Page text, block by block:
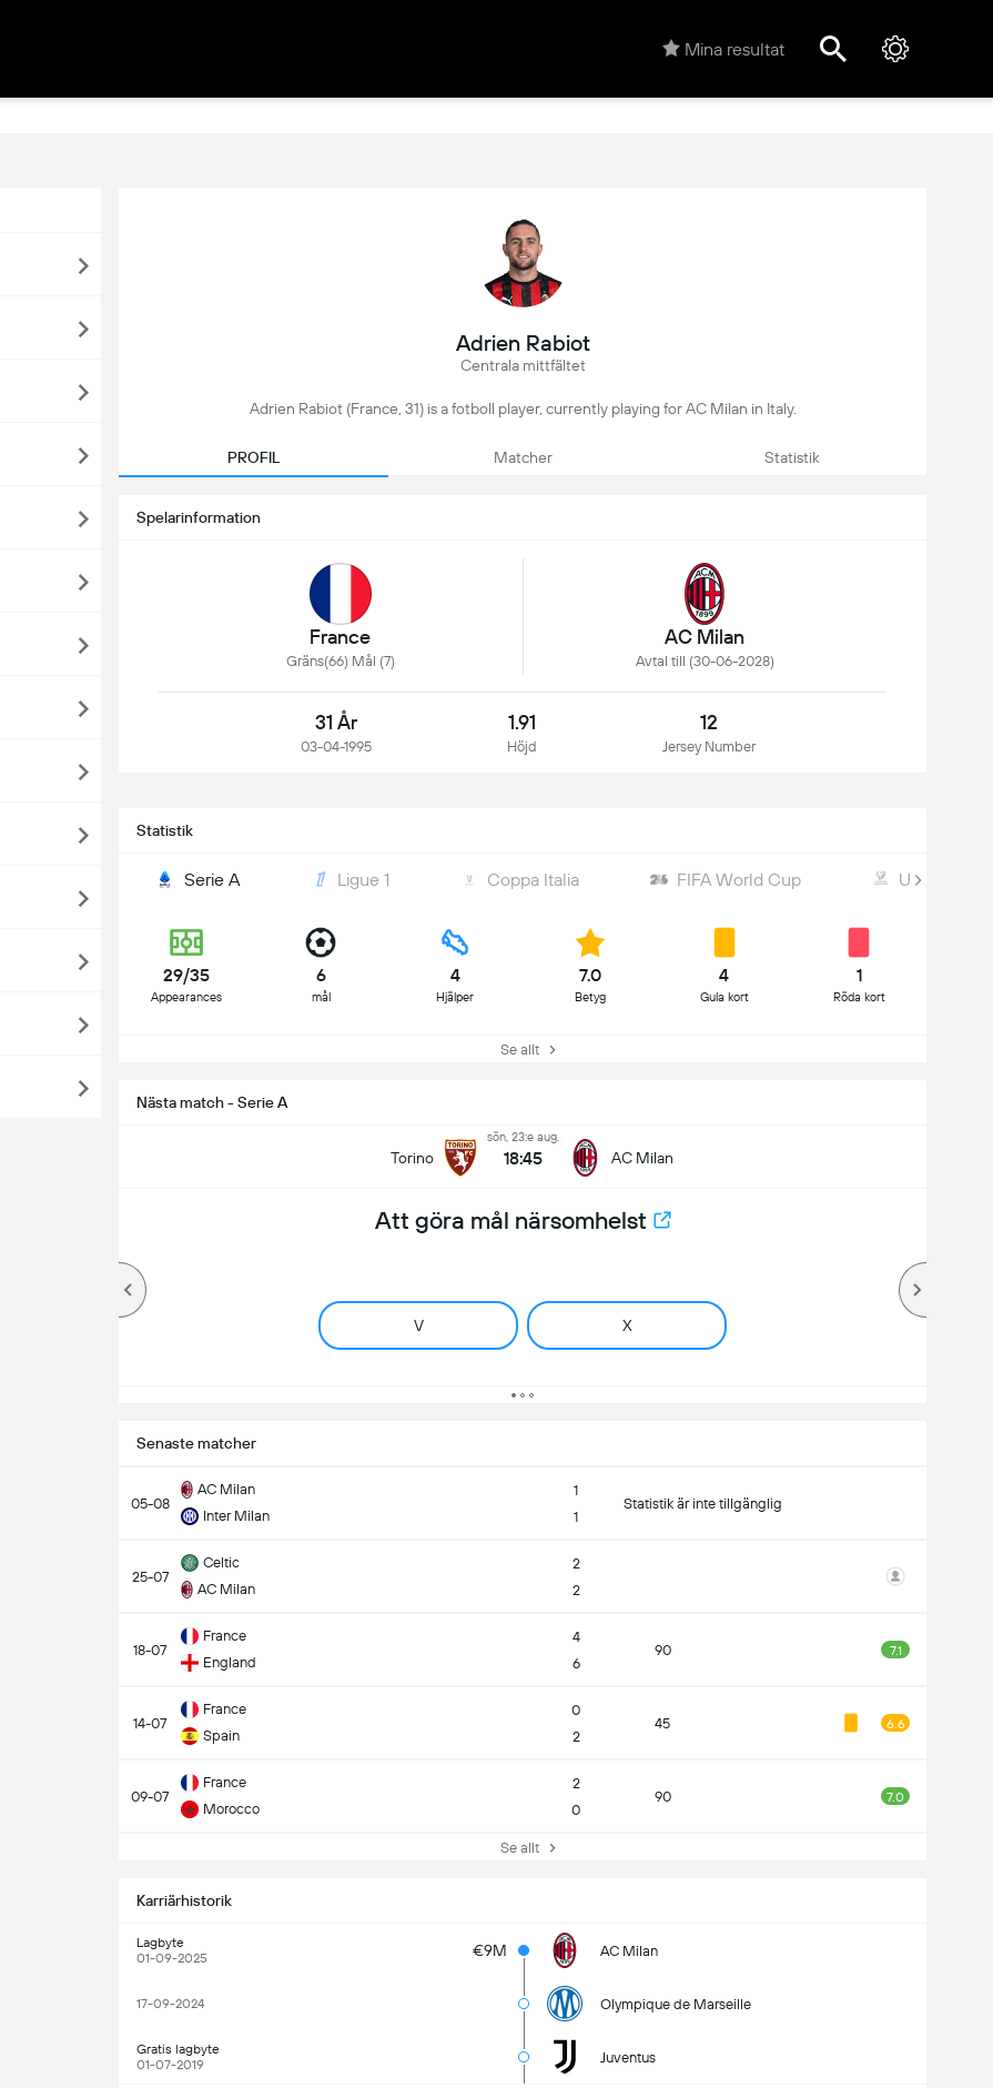
Mina resultat
Adrien Rabiot
Centrala mittfältet
Adrien Rabiot (France, 31) is a fotboll player, currently playing for AC Milan in Italy.
PROFIL Matcher Statistik
Spelarinformation
France
Gräns(66) Mål (7)
AC Milan
Avtal till (30-06-2028)
31 År
03-04-1995
1.91
Höjd
12
Jersey Number
Statistik
Serie A Ligue 1 Coppa Italia FIFA World Cup UEFA WC
29/35
Appearances
6
mål
4
Hjälper
7.0
Betyg
4
Gula kort
1
Röda kort
Se allt
Nästa match - Serie A
Torino
sön, 23:e aug.
18:45 AC Milan
Att göra mål närsomhelst
V X
Senaste matcher
05-08
AC Milan
Inter Milan
1
1
Statistik är inte tillgänglig
25-07
Celtic
AC Milan
2
2
18-07
France
England
4
6
90 7.1
14-07
France
Spain
0
2
45 6.6
09-07
France
Morocco
2
0
90 7.0
Se allt
Karriärhistorik
Lagbyte
01-09-2025
€9M AC Milan
17-09-2024 Olympique de Marseille
Gratis lagbyte
01-07-2019
Juventus